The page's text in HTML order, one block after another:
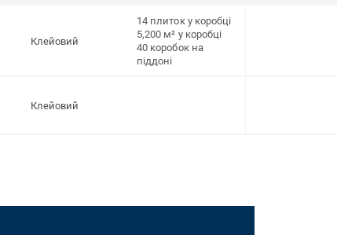
Клейовий
14 плиток у коробці
5,200 м² у коробці
40 коробок на
піддоні
Клейовий